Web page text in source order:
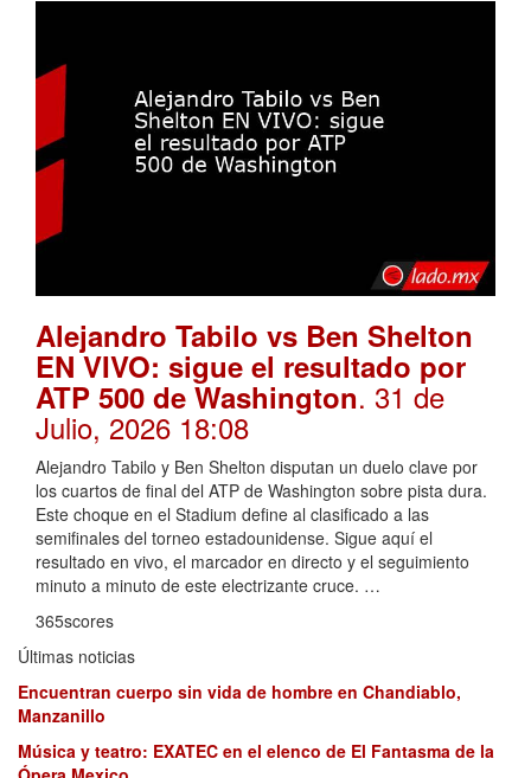
Alejandro Tabilo vs Ben Shelton
EN VIVO: sigue el resultado por
ATP 500 de Washington. 31 de
Julio, 2026 18:08
Alejandro Tabilo y Ben Shelton disputan un duelo clave por
los cuartos de final del ATP de Washington sobre pista dura.
Este choque en el Stadium define al clasificado a las
semifinales del torneo estadounidense. Sigue aquí el
resultado en vivo, el marcador en directo y el seguimiento
minuto a minuto de este electrizante cruce. …
365scores
Últimas noticias
Encuentran cuerpo sin vida de hombre en Chandiablo,
Manzanillo
Música y teatro: EXATEC en el elenco de El Fantasma de la